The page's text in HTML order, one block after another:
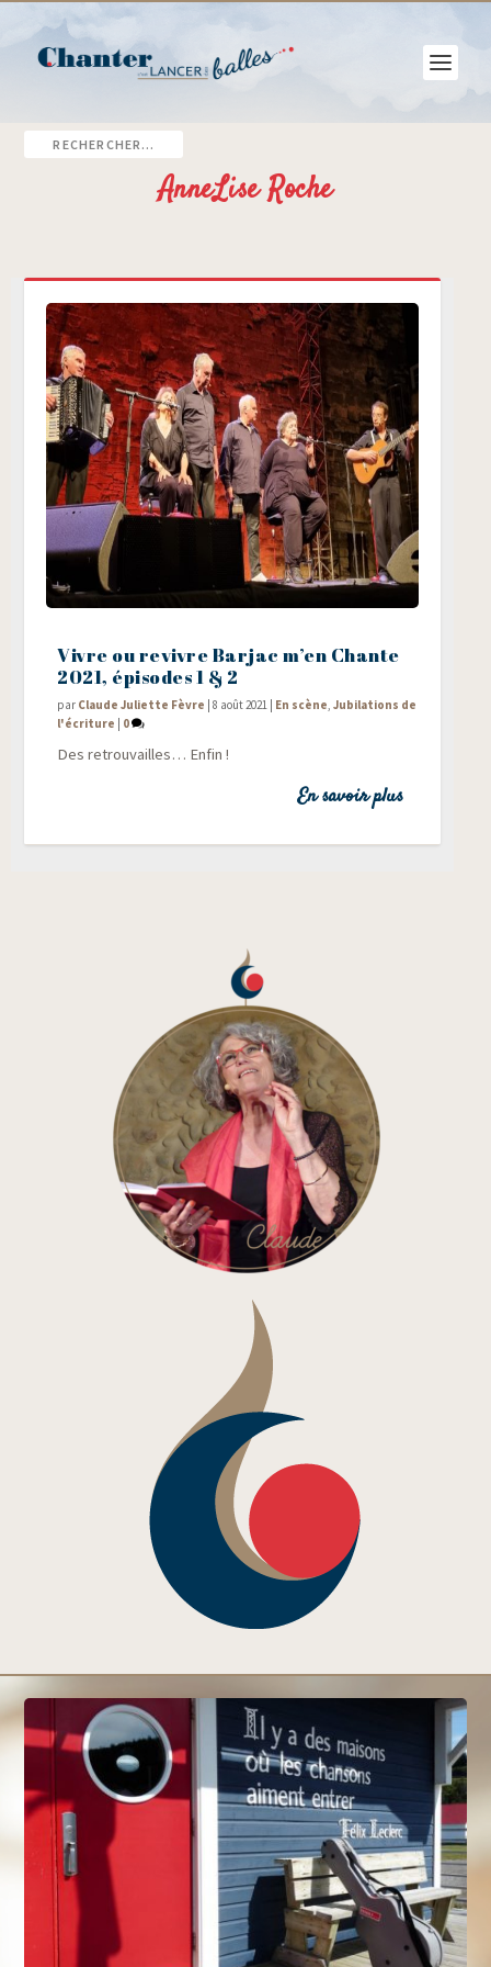
AnneLise Roche
Vivre ou revivre Barjac m’en Chante
2021, épisodes 1 & 2
par Claude Juliette Fèvre |8 août 2021 | En scène ,Jubilations de
l'écriture | 0
Des retrou­vailles… Enfin !
En savoir plus